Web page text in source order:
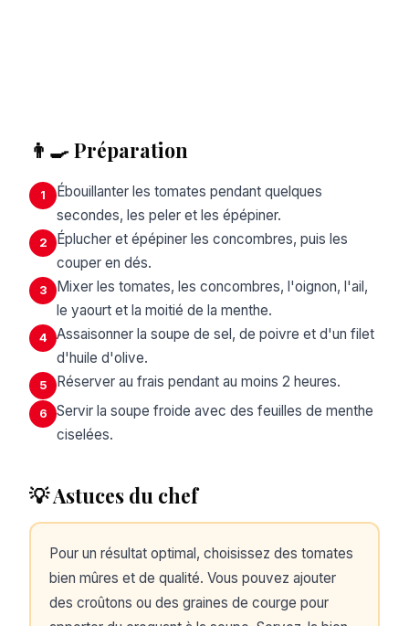
👨‍🍳 Préparation
1
Ébouillanter les tomates pendant quelques
secondes, les peler et les épépiner.
2
Éplucher et épépiner les concombres, puis les
couper en dés.
3
Mixer les tomates, les concombres, l'oignon, l'ail,
le yaourt et la moitié de la menthe.
4
Assaisonner la soupe de sel, de poivre et d'un filet
d'huile d'olive.
5 Réserver au frais pendant au moins 2 heures.
6
Servir la soupe froide avec des feuilles de menthe
ciselées.
💡 Astuces du chef
Pour un résultat optimal, choisissez des tomates
bien mûres et de qualité. Vous pouvez ajouter
des croûtons ou des graines de courge pour